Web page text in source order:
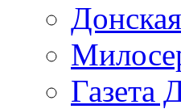
Газета